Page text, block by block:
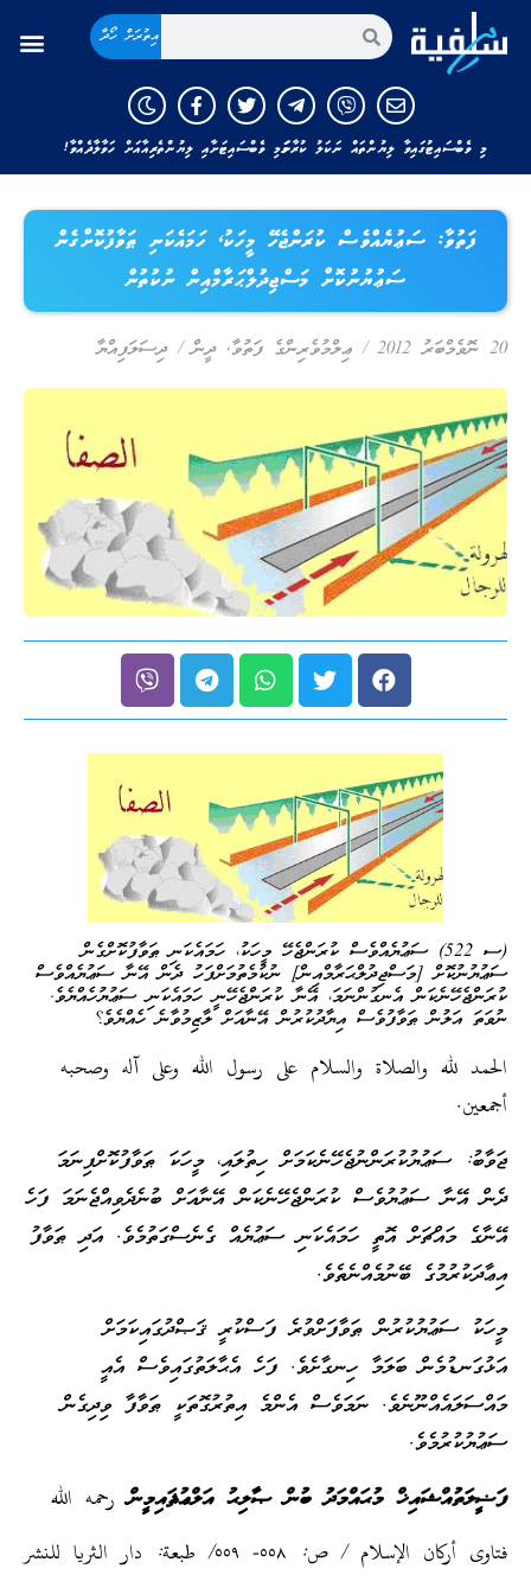
އިތުރަށް ހޯދާ
މި ވެބްސައިޓުގައިވާ ލިޔުންތައް ނަކަލު ކުރާނަމަ މި ވެބްސައިޓަށާއި ލިޔުންތެރިއާއަށް ހަވާލާދެއްވާ!
ފަތުވާ: ސަޢުޔެއްވެސް ކުރަންޖެހޭ މީހަކު، ހަމައެކަނި ޠަވާފުކޮށްގެން
ސަޢުޔުނުކޮށް މަސްޖިދުލްޙަރާމްއިން ނުކުތުން
20 ނޮވެމްބަރު 2012 / ޢިލްމުވެރިންގެ ފަތުވާ,ދީން / ދިސަލަފިއްޔާ
(ސ 522) ސަޢުޔެއްވެސް ކުރަންޖެހޭ މީހަކު، ހަމައެކަނި ޠަވާފުކޮށްގެން
ސަޢުޔުނުކޮށް [މަސްޖިދުލްޙަރާމްއިން] ނުކުމެތުމަށްފަހު ދެން އޭނާ ސަޢުޔެއްވެސް
ކުރަންޖެހޭނެކަން އެނގުންނަމަ، އޭނާ ކުރަންޖެހޭނީ ހަމައެކަނި ސަޢުޔުހެއްޔެވެ.
ނުވަތަ އަލުން ޠަވާފުވެސް އިޔާދުކުރުން އޭނާއަށް ލާޒިމުވާނެ ހެއްޔެވެ؟
الحمد لله والصلاة والسلام على رسول الله وعلى آله وصحبه
أجمعين.
ޖަވާބު: ސަޢުޔުކުރަންނުޖެހޭނެކަމަށް ހިތުލައި، މީހަކަ ޠަވާފުކޮށްފިނަމަ
ދެން އޭނާ ސަޢުޔުވެސް ކުރަންޖެހޭނެކަން އޭނާއަށް ބުނެދެވިއްޖެނަމަ ފަހެ
އޭނާގެ މައްޗަށް އޮތީ ހަމައެކަނި ސަޢުޔެއް ގެނެސްގަތުމެވެ. އަދި ޠަވާފު
އިޢާދަކުރުމުގެ ބޭނުމެއްނެތެވެ.
މީހަކު ސަޢުޔުކުރުން ޠަވާފަށްވުރެ ފަސްކުރީ ޤަޞްދުގައިކަމަށް
އަޅުގަނޑުމެން ބަލަމާ ހިނގާށެވެ. ފަހެ އެޙާލަތުގައިވެސް އެއީ
މައްސަލައެއްނޫނެވެ. ނަމަވެސް އެންމެ އިތުރުގޮތަކީ ޠަވާފާ ވިދިގެން
ސަޢުޔުކުރުމެވެ.
ފަޟީލަތުއްޝައިޚް މުޙައްމަދު ބުން ޞާލިޙު އަލްޢުޘައިމީން رحمه الله
فتاوى أركان الإسلام / ص: ٥٥٨- ٥٥٩/ طبعة: دار الثريا للنشر